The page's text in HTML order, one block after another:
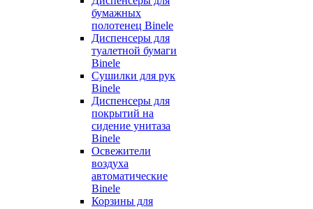
бумажных
полотенец Binele
Диспенсеры для
туалетной бумаги
Binele
Сушилки для рук
Binele
Диспенсеры для
покрытий на
сидение унитаза
Binele
Освежители
воздуха
автоматические
Binele
Корзины для